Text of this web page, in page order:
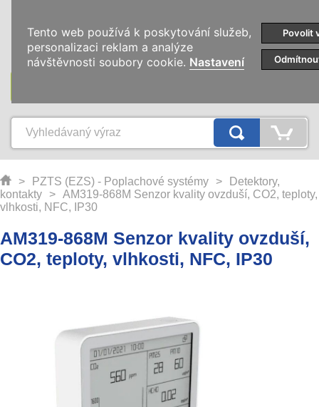
> PZTS (EZS) - Poplachové systémy >
Detektory,
kontakty
> AM319-868M Senzor kvality ovzduší, CO2, teploty,
vlhkosti, NFC, IP30
AM319-868M Senzor kvality ovzduší,
CO2, teploty, vlhkosti, NFC, IP30
Tento web používá k poskytování služeb,
personalizaci reklam a analýze
návštěvnosti soubory cookie. Nastavení
Povolit